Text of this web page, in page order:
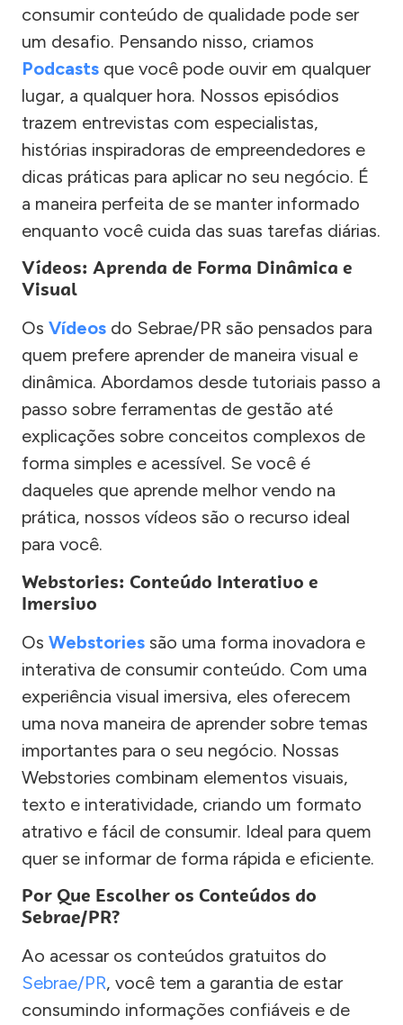
consumir conteúdo de qualidade pode ser
um desafio. Pensando nisso, criamos
Podcasts que você pode ouvir em qualquer
lugar, a qualquer hora. Nossos episódios
trazem entrevistas com especialistas,
histórias inspiradoras de empreendedores e
dicas práticas para aplicar no seu negócio. É
a maneira perfeita de se manter informado
enquanto você cuida das suas tarefas diárias.
Vídeos: Aprenda de Forma Dinâmica e
Visual
Os Vídeos do Sebrae/PR são pensados para
quem prefere aprender de maneira visual e
dinâmica. Abordamos desde tutoriais passo a
passo sobre ferramentas de gestão até
explicações sobre conceitos complexos de
forma simples e acessível. Se você é
daqueles que aprende melhor vendo na
prática, nossos vídeos são o recurso ideal
para você.
Webstories: Conteúdo Interativo e
Imersivo
Os Webstories são uma forma inovadora e
interativa de consumir conteúdo. Com uma
experiência visual imersiva, eles oferecem
uma nova maneira de aprender sobre temas
importantes para o seu negócio. Nossas
Webstories combinam elementos visuais,
texto e interatividade, criando um formato
atrativo e fácil de consumir. Ideal para quem
quer se informar de forma rápida e eficiente.
Por Que Escolher os Conteúdos do
Sebrae/PR?
Ao acessar os conteúdos gratuitos do
Sebrae/PR, você tem a garantia de estar
consumindo informações confiáveis e de